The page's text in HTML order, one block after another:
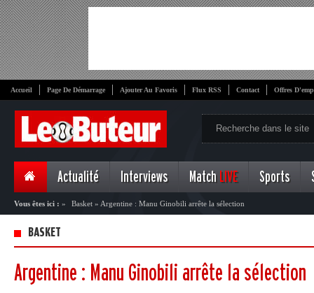
Accueil Page De Démarrage Ajouter Au Favoris Flux RSS Contact Offres
Actualité Interviews Match LIVE Sports
Vous êtes ici : » Basket » Argentine : Manu Ginobili arrête la sélection
BASKET
Argentine : Manu Ginobili arrête la sélection